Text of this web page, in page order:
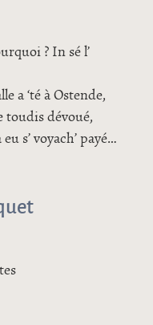
? In sé l’
a ‘té à Ostende,
toudis dévoué,
s’ voyach’ payé…